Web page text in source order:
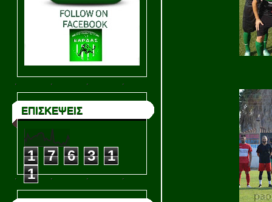
ΕΠΙΣΚΕΨΕΙΣ
1 7 6 3
1
1